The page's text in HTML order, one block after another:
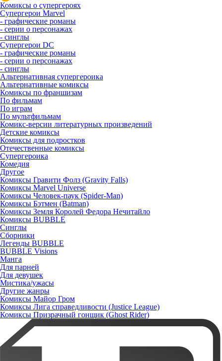
Комиксы о супергероях
Супергерои Marvel
- графические романы
- серии о персонажах
- синглы
Супергерои DC
- графические романы
- серии о персонажах
- синглы
Альтернативная супергероика
Альтернативные комиксы
Комиксы по франшизам
По фильмам
По играм
По мультфильмам
Комикс-версии литературных произведений
Детские комиксы
Комиксы для подростков
Отечественные комиксы
Супергероика
Комедия
Другое
Комиксы Гравити Фолз (Gravity Falls)
Комиксы Marvel Universe
Комиксы Человек-паук (Spider-Man)
Комиксы Бэтмен (Batman)
Комиксы Земля Королей Федора Нечитайло
Комиксы BUBBLE
Синглы
Сборники
Легенды BUBBLE
BUBBLE Visions
Манга
Для парней
Для девушек
Мистика/ужасы
Другие жанры
Комиксы Майор Гром
Комиксы Лига справедливости (Justice League)
Комиксы Призрачный гонщик (Ghost Rider)